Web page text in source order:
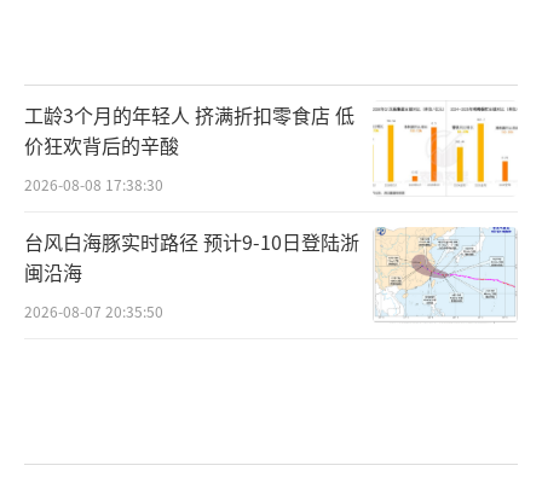
工龄3个月的年轻人 挤满折扣零食店 低
价狂欢背后的辛酸
2026-08-08 17:38:30
台风白海豚实时路径 预计9-10日登陆浙
闽沿海
2026-08-07 20:35:50